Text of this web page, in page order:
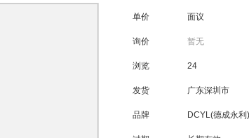
单价 面议
询价 暂无
浏览 24
发货 广东深圳市
品牌 DCYL(德成永利)